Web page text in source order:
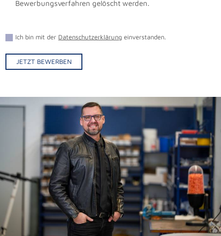
Bewerbungsverfahren gelöscht werden.
Ich bin mit der Datenschutzerklärung einverstanden.
JETZT BEWERBEN